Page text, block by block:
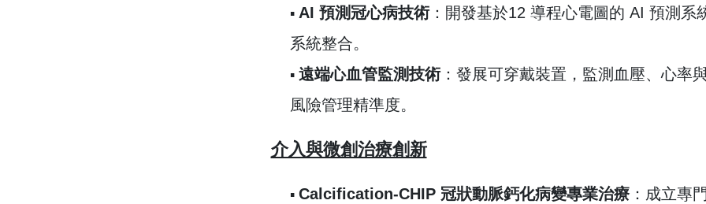
▪︎ AI 預測冠心病技術：開發基於12 導程心電圖的 AI 預測系
系統整合。
▪︎ 遠端心血管監測技術：發展可穿戴裝置，監測血壓、心率
風險管理精準度。
介入與微創治療創新
▪︎ Calcification-CHIP 冠狀動脈鈣化病變專業治療：成立專